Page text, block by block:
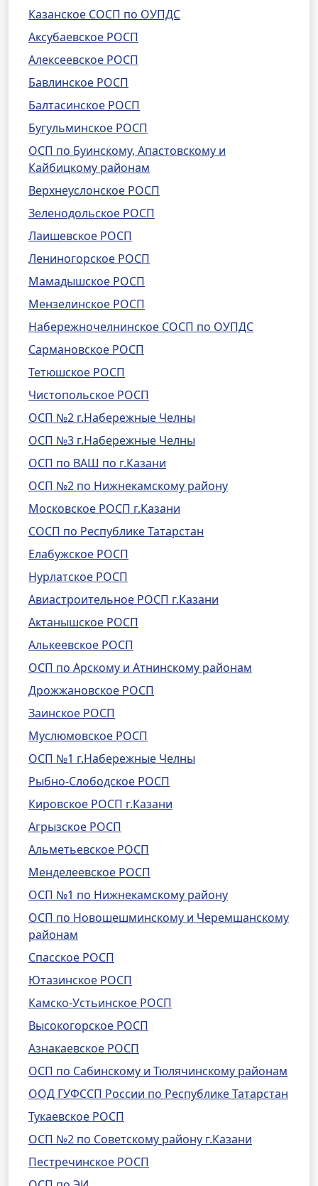
Казанское СОСП по ОУПДС
Аксубаевское РОСП
Алексеевское РОСП
Бавлинское РОСП
Балтасинское РОСП
Бугульминское РОСП
ОСП по Буинскому, Апастовскому и
Кайбицкому районам
Верхнеуслонское РОСП
Зеленодольское РОСП
Лаишевское РОСП
Лениногорское РОСП
Мамадышское РОСП
Мензелинское РОСП
Набережночелнинское СОСП по ОУПДС
Сармановское РОСП
Тетюшское РОСП
Чистопольское РОСП
ОСП №2 г.Набережные Челны
ОСП №3 г.Набережные Челны
ОСП по ВАШ по г.Казани
ОСП №2 по Нижнекамскому району
Московское РОСП г.Казани
СОСП по Республике Татарстан
Елабужское РОСП
Нурлатское РОСП
Авиастроительное РОСП г.Казани
Актанышское РОСП
Алькеевское РОСП
ОСП по Арскому и Атнинскому районам
Дрожжановское РОСП
Заинское РОСП
Муслюмовское РОСП
ОСП №1 г.Набережные Челны
Рыбно-Слободское РОСП
Кировское РОСП г.Казани
Агрызское РОСП
Альметьевское РОСП
Менделеевское РОСП
ОСП №1 по Нижнекамскому району
ОСП по Новошешминскому и Черемшанскому
районам
Спасское РОСП
Ютазинское РОСП
Камско-Устьинское РОСП
Высокогорское РОСП
Азнакаевское РОСП
ОСП по Сабинскому и Тюлячинскому районам
ООД ГУФССП России по Республике Татарстан
Тукаевское РОСП
ОСП №2 по Советскому району г.Казани
Пестречинское РОСП